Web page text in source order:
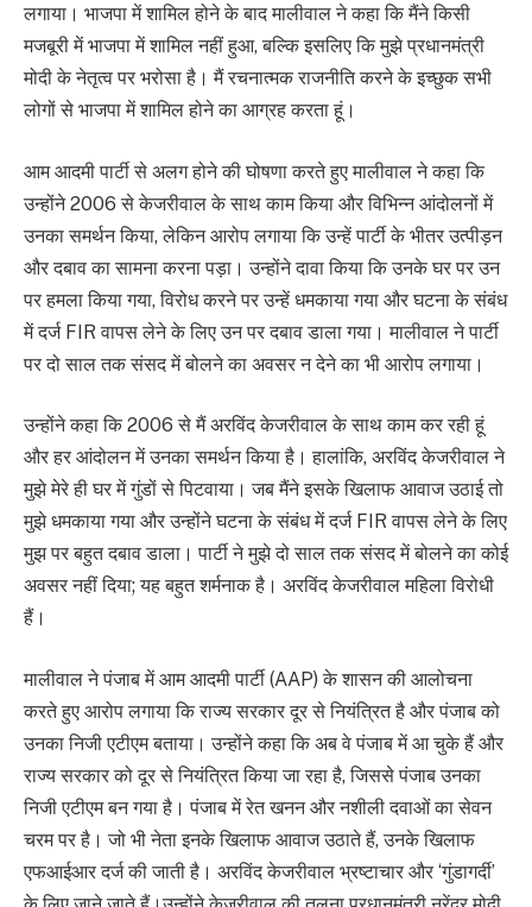
लगाया। भाजपा में शामिल होने के बाद मालीवाल ने कहा कि मैंने किसी
मजबूरी में भाजपा में शामिल नहीं हुआ, बल्कि इसलिए कि मुझे प्रधानमंत्री
मोदी के नेतृत्व पर भरोसा है। मैं रचनात्मक राजनीति करने के इच्छुक सभी
लोगों से भाजपा में शामिल होने का आग्रह करता हूं।
आम आदमी पार्टी से अलग होने की घोषणा करते हुए मालीवाल ने कहा कि
उन्होंने 2006 से केजरीवाल के साथ काम किया और विभिन्न आंदोलनों में
उनका समर्थन किया, लेकिन आरोप लगाया कि उन्हें पार्टी के भीतर उत्पीड़न
और दबाव का सामना करना पड़ा। उन्होंने दावा किया कि उनके घर पर उन
पर हमला किया गया, विरोध करने पर उन्हें धमकाया गया और घटना के संबंध
में दर्ज FIR वापस लेने के लिए उन पर दबाव डाला गया। मालीवाल ने पार्टी
पर दो साल तक संसद में बोलने का अवसर न देने का भी आरोप लगाया।
उन्होंने कहा कि 2006 से मैं अरविंद केजरीवाल के साथ काम कर रही हूं
और हर आंदोलन में उनका समर्थन किया है। हालांकि, अरविंद केजरीवाल ने
मुझे मेरे ही घर में गुंडों से पिटवाया। जब मैंने इसके खिलाफ आवाज उठाई तो
मुझे धमकाया गया और उन्होंने घटना के संबंध में दर्ज FIR वापस लेने के लिए
मुझ पर बहुत दबाव डाला। पार्टी ने मुझे दो साल तक संसद में बोलने का कोई
अवसर नहीं दिया; यह बहुत शर्मनाक है। अरविंद केजरीवाल महिला विरोधी
हैं।
मालीवाल ने पंजाब में आम आदमी पार्टी (AAP) के शासन की आलोचना
करते हुए आरोप लगाया कि राज्य सरकार दूर से नियंत्रित है और पंजाब को
उनका निजी एटीएम बताया। उन्होंने कहा कि अब वे पंजाब में आ चुके हैं और
राज्य सरकार को दूर से नियंत्रित किया जा रहा है, जिससे पंजाब उनका
निजी एटीएम बन गया है। पंजाब में रेत खनन और नशीली दवाओं का सेवन
चरम पर है। जो भी नेता इनके खिलाफ आवाज उठाते हैं, उनके खिलाफ
एफआईआर दर्ज की जाती है। अरविंद केजरीवाल भ्रष्टाचार और ‘गुंडागर्दी’